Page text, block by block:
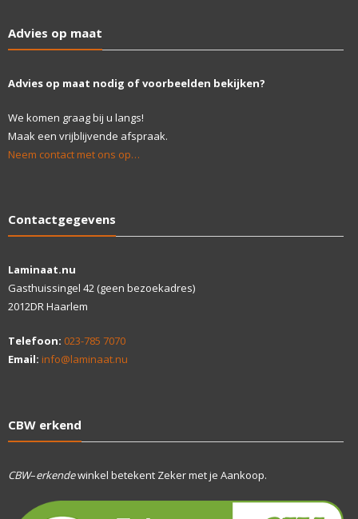
Advies op maat
Advies op maat nodig of voorbeelden bekijken?
We komen graag bij u langs!
Maak een vrijblijvende afspraak.
Neem contact met ons op…
Contactgegevens
Laminaat.nu
Gasthuissingel 42 (geen bezoekadres)
2012DR Haarlem
Telefoon: 023-785 7070
Email: info@laminaat.nu
CBW erkend
CBW–erkendewinkel betekent Zeker met je Aankoop.